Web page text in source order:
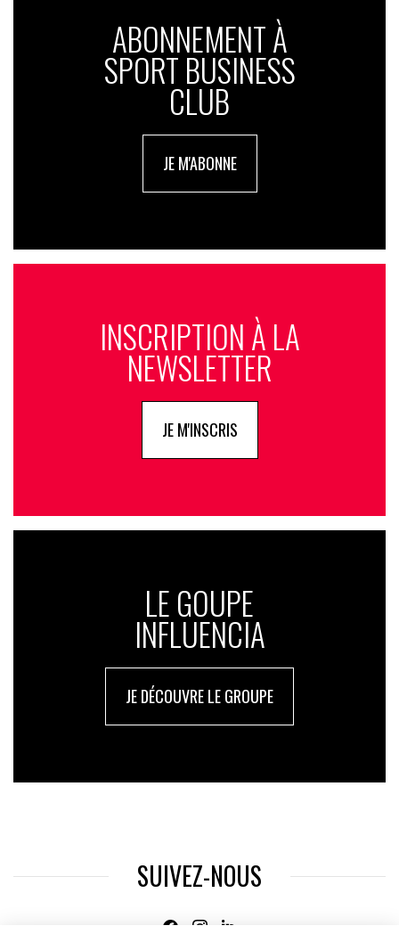
ABONNEMENT À
SPORT BUSINESS
CLUB
JE M'ABONNE
INSCRIPTION À LA
NEWSLETTER
JE M'INSCRIS
LE GOUPE
INFLUENCIA
JE DÉCOUVRE LE GROUPE
SUIVEZ-NOUS